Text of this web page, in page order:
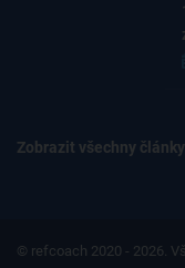
Zobrazit všechny články
© refcoach 2020 - 2026.